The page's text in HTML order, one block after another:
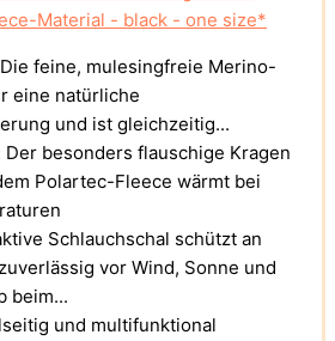
Material - black - one size*
feine, mulesingfreie Merino-
eine natürliche
und ist gleichzeitig...
besonders flauschige Kragen
Polartec-Fleece wärmt bei
Schlauchschal schützt an
vor Wind, Sonne und
beim...
und multifunktional